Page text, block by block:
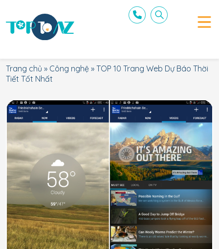
Trang chủ » Công nghệ » TOP 10 Trang Web Dự Báo Thời
Tiết Tốt Nhất